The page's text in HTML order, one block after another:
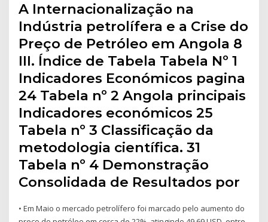
A Internacionalização na
Indústria petrolífera e a Crise do
Preço de Petróleo em Angola 8
III. Índice de Tabela Tabela Nº 1
Indicadores Económicos pagina
24 Tabela nº 2 Angola principais
Indicadores económicos 25
Tabela nº 3 Classificação da
metodologia científica. 31
Tabela nº 4 Demonstração
Consolidada de Resultados por
• Em Maio o mercado petrolífero foi marcado pelo aumento do